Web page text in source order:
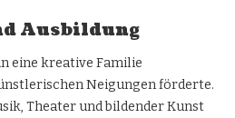
Ausbildung
eine kreative Familie
Neigungen förderte.
Theater und bildender Kunst